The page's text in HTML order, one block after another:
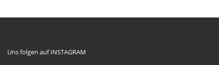
Uns folgen auf INSTAGRAM